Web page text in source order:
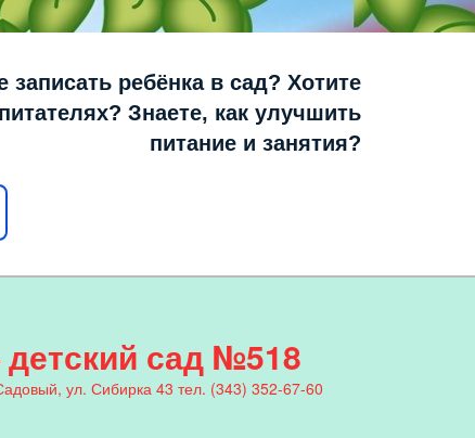
записать ребёнка в сад? Хотите
Знаете, как улучшить
питание и занятия?
сад №518
ул. Сибирка 43 тел. (343) 352-67-60